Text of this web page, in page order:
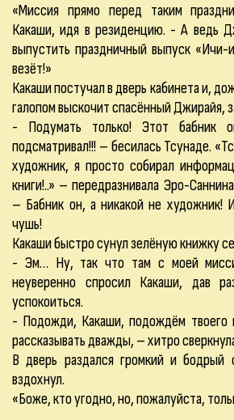
«Миссия прямо перед таким
Какаши, идя в резиденцию. - А ведь
выпустить праздничный выпуск
везёт!»
Какаши постучал в дверь кабинета и,
галопом выскочит спасённый Джирайя,
- Подумать только! Этот бабник
подсматривал!!! – бесилась Тсунаде.
художник, я просто собирал
книги!..» – передразнивала Эро-
– Бабник он, а никакой не художник!
чушь!
Какаши быстро сунул зелёную книжку
- Эм… Ну, так что там с моей
неуверенно спросил Какаши, дав
успокоиться.
- Подожди, Какаши, подождём твоего
рассказывать дважды, – хитро
В дверь раздался громкий и бодрый
вздохнул.
«Боже, кто угодно, но, пожалуйста,